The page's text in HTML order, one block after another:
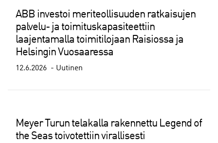
ABB investoi meriteollisuuden ratkaisujen
palvelu- ja toimituskapasiteettiin
laajentamalla toimitilojaan Raisiossa ja
Helsingin Vuosaaressa
12.6.2026 Uutinen
Meyer Turun telakalla rakennettu Legend of
the Seas toivotettiin virallisesti